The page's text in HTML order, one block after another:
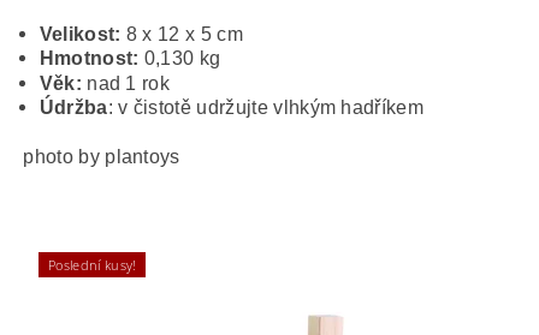
Velikost: 8 x 12 x 5 cm
Hmotnost: 0,130 kg
Věk: nad 1 rok
Údržba: v čistotě udržujte vlhkým hadříkem
photo by plantoys
Poslední kusy!